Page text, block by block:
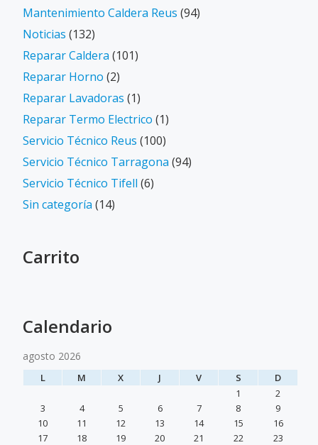
Mantenimiento Caldera Reus (94)
Noticias (132)
Reparar Caldera (101)
Reparar Horno (2)
Reparar Lavadoras (1)
Reparar Termo Electrico (1)
Servicio Técnico Reus (100)
Servicio Técnico Tarragona (94)
Servicio Técnico Tifell (6)
Sin categoría (14)
Carrito
Calendario
agosto 2026
L M X J V S
D
1
2
3
4 5 6 7 8
9
10
11 12 13 14 15
16
17
18 19 20 21 22
23